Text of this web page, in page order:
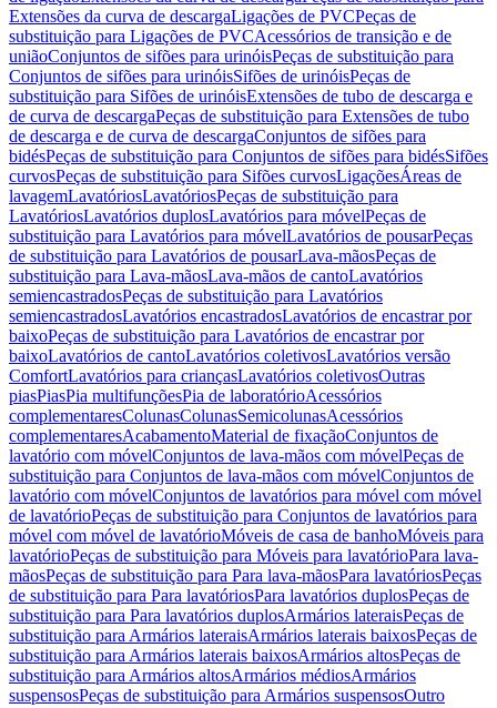
Extensões da curva de descargaLigações de PVCPeças de
substituição para Ligações de PVCAcessórios de transição e de
uniãoConjuntos de sifões para urinóisPeças de substituição para
Conjuntos de sifões para urinóisSifões de urinóisPeças de
substituição para Sifões de urinóisExtensões de tubo de descarga e
de curva de descargaPeças de substituição para Extensões de tubo
de descarga e de curva de descargaConjuntos de sifões para
bidésPeças de substituição para Conjuntos de sifões para bidésSifões
curvosPeças de substituição para Sifões curvosLigaçõesÁreas de
lavagemLavatóriosLavatóriosPeças de substituição para
LavatóriosLavatórios duplosLavatórios para móvelPeças de
substituição para Lavatórios para móvelLavatórios de pousarPeças
de substituição para Lavatórios de pousarLava-mãosPeças de
substituição para Lava-mãosLava-mãos de cantoLavatórios
semiencastradosPeças de substituição para Lavatórios
semiencastradosLavatórios encastradosLavatórios de encastrar por
baixoPeças de substituição para Lavatórios de encastrar por
baixoLavatórios de cantoLavatórios coletivosLavatórios versão
ComfortLavatórios para criançasLavatórios coletivosOutras
piasPiasPia multifunçõesPia de laboratórioAcessórios
complementaresColunasColunasSemicolunasAcessórios
complementaresAcabamentoMaterial de fixaçãoConjuntos de
lavatório com móvelConjuntos de lava-mãos com móvelPeças de
substituição para Conjuntos de lava-mãos com móvelConjuntos de
lavatório com móvelConjuntos de lavatórios para móvel com móvel
de lavatórioPeças de substituição para Conjuntos de lavatórios para
móvel com móvel de lavatórioMóveis de casa de banhoMóveis para
lavatórioPeças de substituição para Móveis para lavatórioPara lava-
mãosPeças de substituição para Para lava-mãosPara lavatóriosPeças
de substituição para Para lavatóriosPara lavatórios duplosPeças de
substituição para Para lavatórios duplosArmários lateraisPeças de
substituição para Armários lateraisArmários laterais baixosPeças de
substituição para Armários laterais baixosArmários altosPeças de
substituição para Armários altosArmários médiosArmários
suspensosPeças de substituição para Armários suspensosOutro